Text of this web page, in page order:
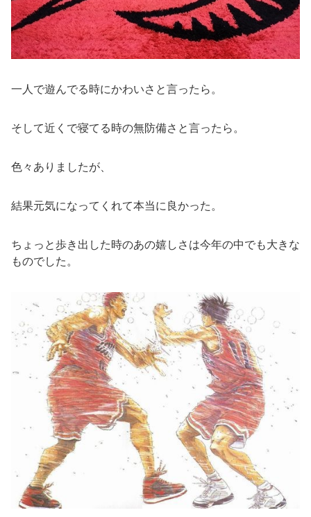
一人で遊んでる時にかわいさと言ったら。
そして近くで寝てる時の無防備さと言ったら。
色々ありましたが、
結果元気になってくれて本当に良かった。
ちょっと歩き出した時のあの嬉しさは今年の中でも大きな
ものでした。